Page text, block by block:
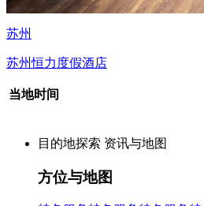
苏州
苏州恒力度假酒店
当地时间
目的地探索 资讯与地图
方位与地图